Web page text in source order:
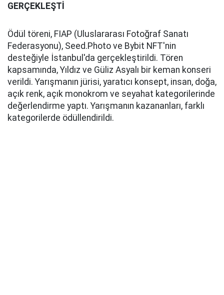
GERÇEKLEŞTİ
Ödül töreni, FIAP (Uluslararası Fotoğraf Sanatı
Federasyonu), Seed.Photo ve Bybit NFT'nin
desteğiyle İstanbul'da gerçekleştirildi. Tören
kapsamında, Yıldız ve Güliz Asyalı bir keman konseri
verildi. Yarışmanın jürisi, yaratıcı konsept, insan, doğa,
açık renk, açık monokrom ve seyahat kategorilerinde
değerlendirme yaptı. Yarışmanın kazananları, farklı
kategorilerde ödüllendirildi.